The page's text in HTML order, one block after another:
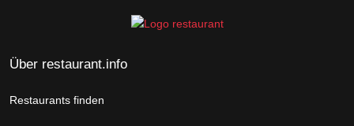
Über restaurant.info
Restaurants finden